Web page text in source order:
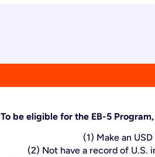
To be eligible for the EB-5
(1) Make an
(2) Not have a record of U.S.